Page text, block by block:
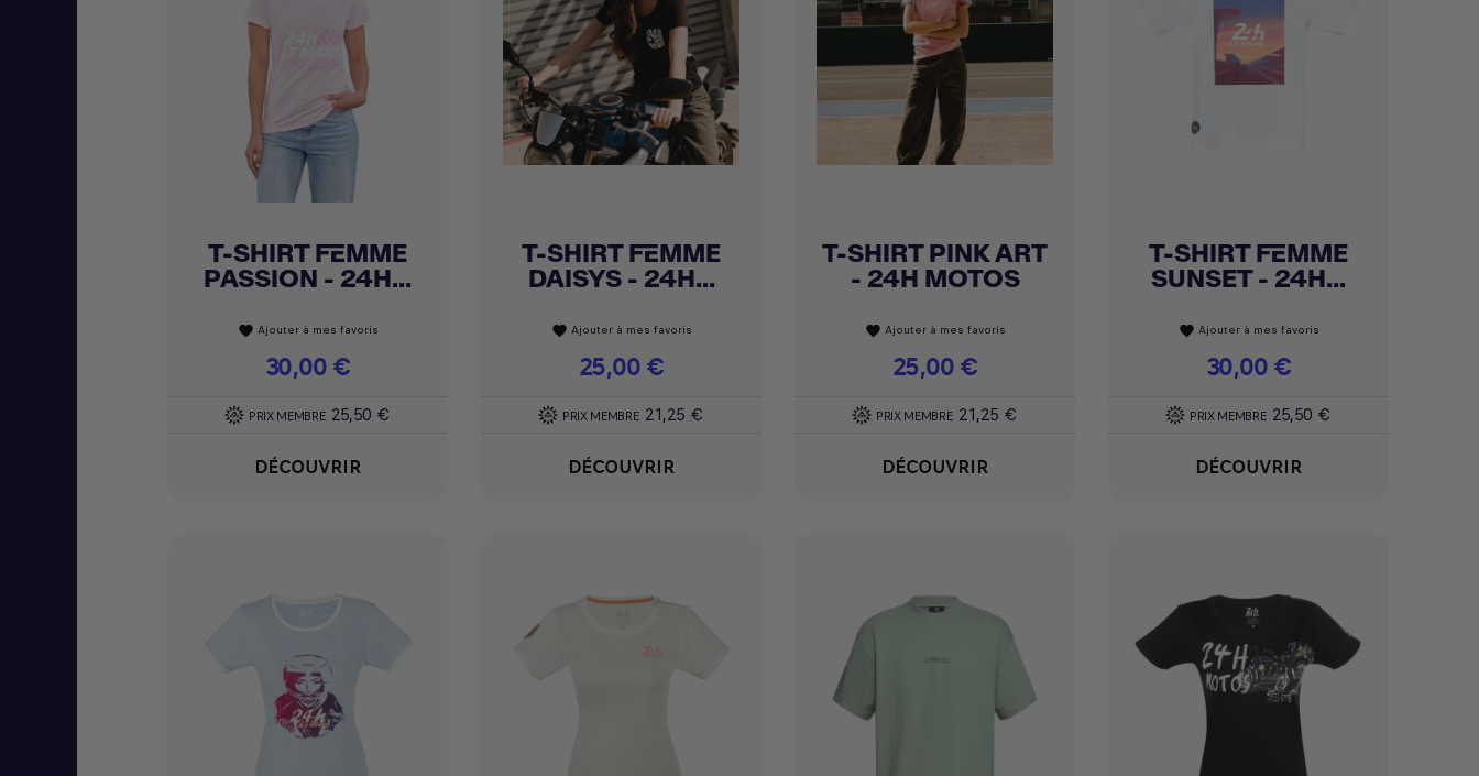
 Achat express
T-SHIRT FEMME
PASSION - 24H...
favorite Ajouter à mes favoris
Prix
30,00 €
PRIX MEMBRE 25,50 €
DÉCOUVRIR
 Achat express
T-SHIRT FEMME
DAISYS - 24H...
favorite Ajouter à mes favoris
Prix
25,00 €
PRIX MEMBRE 21,25 €
DÉCOUVRIR
 Achat express
T-SHIRT PINK ART
- 24H MOTOS
favorite Ajouter à mes favoris
Prix
25,00 €
PRIX MEMBRE 21,25 €
DÉCOUVRIR
 Achat express
T-SHIRT FEMME
SUNSET - 24H...
favorite Ajouter à mes favoris
Prix
30,00 €
PRIX MEMBRE 25,50 €
DÉCOUVRIR